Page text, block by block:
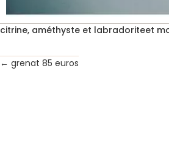
citrine, améthyste et labradoriteet
←grenat 85 euros